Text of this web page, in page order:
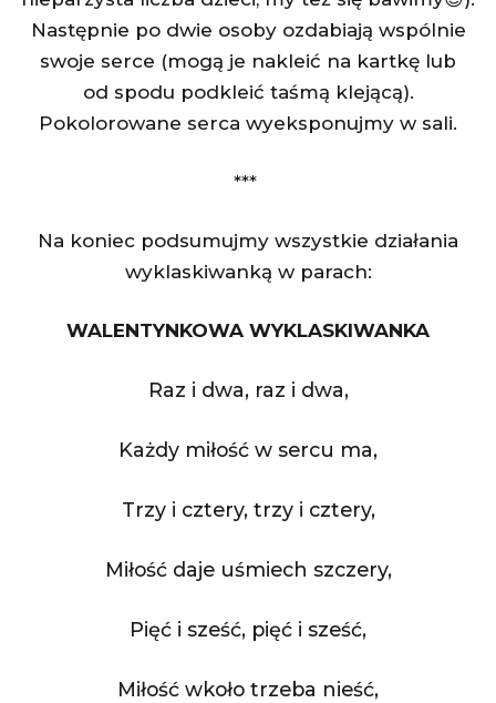
Następnie po dwie osoby ozdabiają wspólnie
swoje serce (mogą je nakleić na kartkę lub
od spodu podkleić taśmą klejącą).
Pokolorowane serca wyeksponujmy w sali.
***
Na koniec podsumujmy wszystkie działania
wyklaskiwanką w parach:
WALENTYNKOWA WYKLASKIWANKA
Raz i dwa, raz i dwa,
Każdy miłość w sercu ma,
Trzy i cztery, trzy i cztery,
Miłość daje uśmiech szczery,
Pięć i sześć, pięć i sześć,
Miłość wkoło trzeba nieść,